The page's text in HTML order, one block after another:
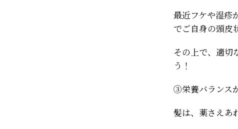
最近フケや湿疹
でご自身の頭皮
その上で、適切
う！
③栄養バランス
髪は、薬さえあ